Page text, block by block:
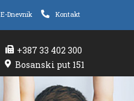
E-Dnevnik Kontakt
+387 33 402 300
Bosanski put 151